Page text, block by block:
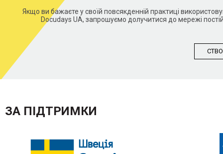
Якщо ви бажаєте у своїй повсякденній практиці
Docudays UA, запрошуємо долучитися до мережі
ЗА ПІДТРИМКИ